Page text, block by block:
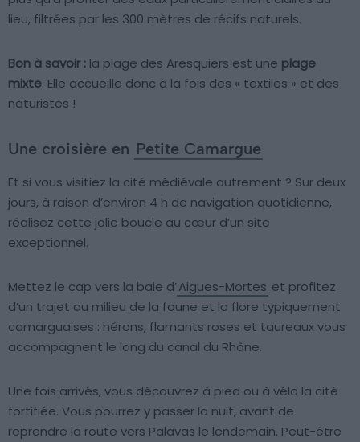
lieu, filtrées par les 300 mètres de récifs naturels.
Bon à savoir : la plage des Aresquiers est une plage
mixte. Elle accueille donc à la fois des « textiles » et des
naturistes !
Une croisière en Petite Camargue
Et si vous visitiez la cité médiévale autrement ? Sur deux
jours, à raison d’environ 4 h de navigation quotidienne,
réalisez cette jolie boucle au cœur d’un site
exceptionnel.
Mettez le cap vers la baie d’Aigues-Mortes et profitez
d’un trajet au milieu de la faune et la flore typiquement
camarguaises : hérons, flamants roses et taureaux vous
accompagnent le long du canal du Rhône.
Une fois arrivés, vous découvrez à pied ou à vélo la cité
fortifiée. Vous pourrez y passer la nuit, avant de
reprendre la route vers Palavas le lendemain. Peut-être